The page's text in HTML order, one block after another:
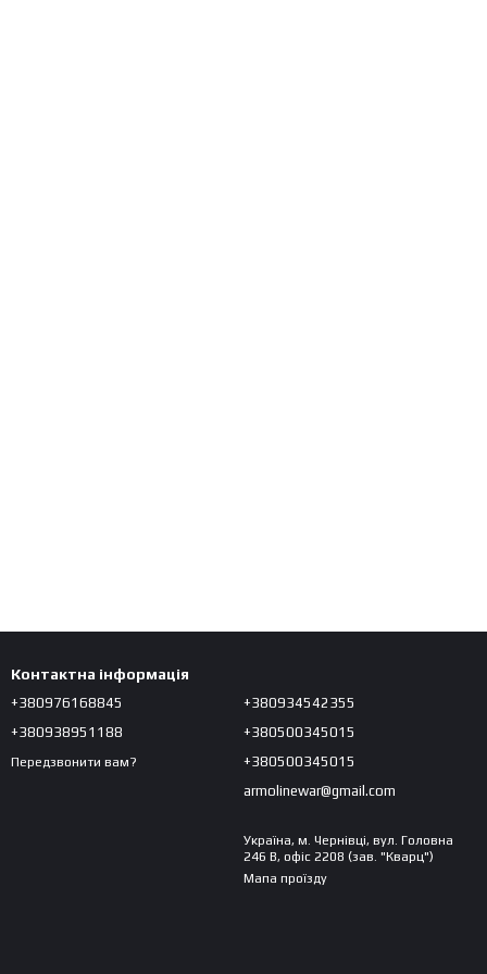
Контактна інформація
+380976168845
+380938951188
Передзвонити вам?
+380934542355
+380500345015
+380500345015
armolinewar@gmail.com
Україна, м. Чернівці, вул. Головна
246 В, офіс 2208 (зав. "Кварц")
Мапа проїзду